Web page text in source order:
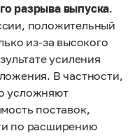
разрыва выпуска.
положительный
из‑за высокого
усиления
В частности,
усложняют
поставок,
по расширению